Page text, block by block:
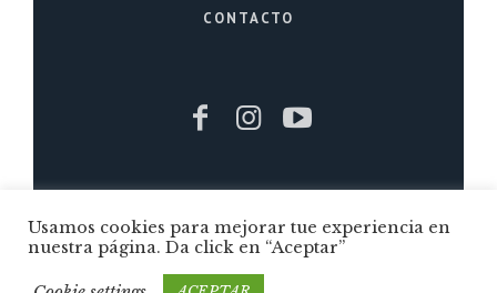
CONTACTO
los Derechos Reservados / Quito - Ecuador
Usamos cookies para mejorar tue experiencia en
nuestra página. Da click en “Aceptar”